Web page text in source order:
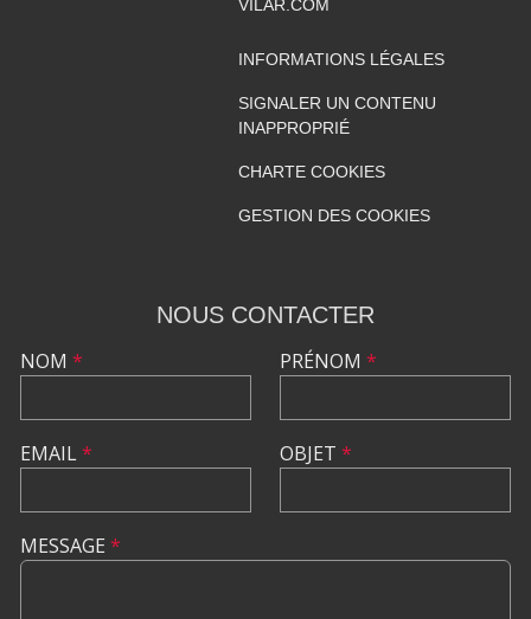
VILAR.COM
INFORMATIONS LÉGALES
SIGNALER UN CONTENU
INAPPROPRIÉ
CHARTE COOKIES
GESTION DES COOKIES
NOUS CONTACTER
NOM *
EMAIL*
PRÉNOM *
OBJET *
MESSAGE *